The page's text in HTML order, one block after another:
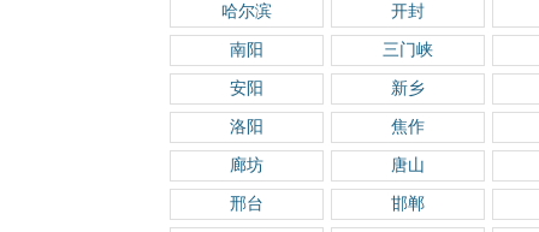
哈尔滨 开封
南阳 三门峡
安阳 新乡
洛阳 焦作
廊坊 唐山
邢台 邯郸